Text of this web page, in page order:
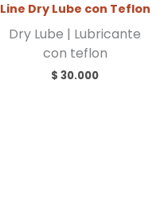
Line Dry Lube con Teflon
Dry Lube | Lubricante
con teflon
$ 30.000